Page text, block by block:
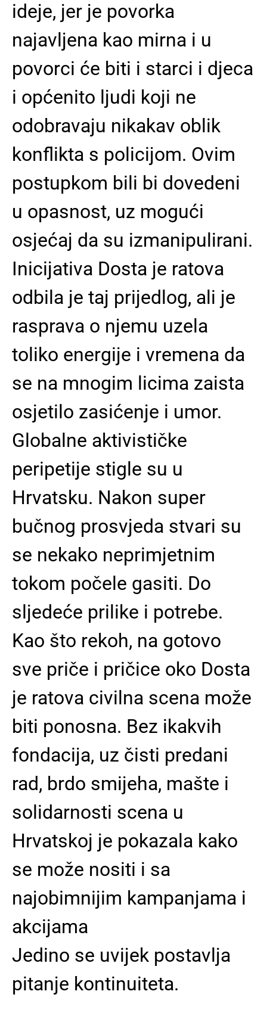
ideje, jer je povorka
najavljena kao mirna i u
povorci će biti i starci i djeca
i općenito ljudi koji ne
odobravaju nikakav oblik
konflikta s policijom. Ovim
postupkom bili bi dovedeni
u opasnost, uz mogući
osjećaj da su izmanipulirani.
Inicijativa Dosta je ratova
odbila je taj prijedlog, ali je
rasprava o njemu uzela
toliko energije i vremena da
se na mnogim licima zaista
osjetilo zasićenje i umor.
Globalne aktivističke
peripetije stigle su u
Hrvatsku. Nakon super
bučnog prosvjeda stvari su
se nekako neprimjetnim
tokom počele gasiti. Do
sljedeće prilike i potrebe.
Kao što rekoh, na gotovo
sve priče i pričice oko Dosta
je ratova civilna scena može
biti ponosna. Bez ikakvih
fondacija, uz čisti predani
rad, brdo smijeha, mašte i
solidarnosti scena u
Hrvatskoj je pokazala kako
se može nositi i sa
najobimnijim kampanjama i
akcijama
Jedino se uvijek postavlja
pitanje kontinuiteta.